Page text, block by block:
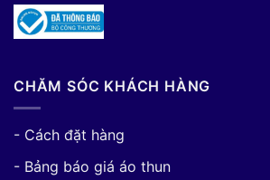
CHĂM SÓC KHÁCH HÀNG
- Cách đặt hàng
- Bảng báo giá áo thun